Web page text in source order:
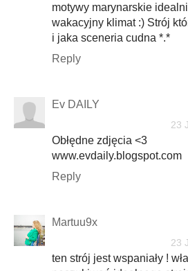
motywy marynarskie
wakacyjny klimat :) Strój
i jaka sceneria cudna *.*
Reply
Ev DAILY
23
Obłędne zdjęcia <3
www.evdaily.blogspot.com
Reply
Martuu9x
23
ten strój jest wspaniały !